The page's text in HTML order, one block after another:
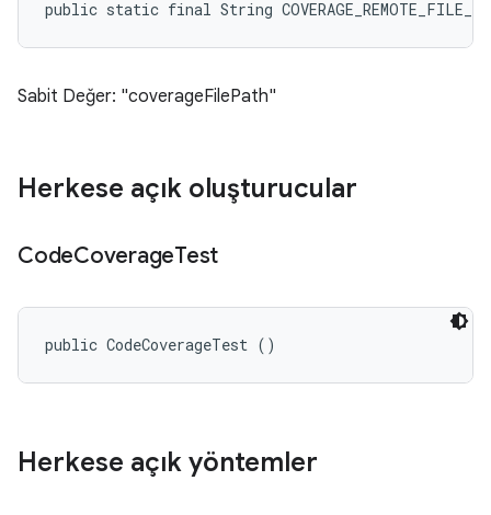
public static final String
Sabit Değer: "coverageFilePath"
Herkese açık oluşturucular
CodeCoverageTest
public CodeCoverageTest ()
Herkese açık yöntemler